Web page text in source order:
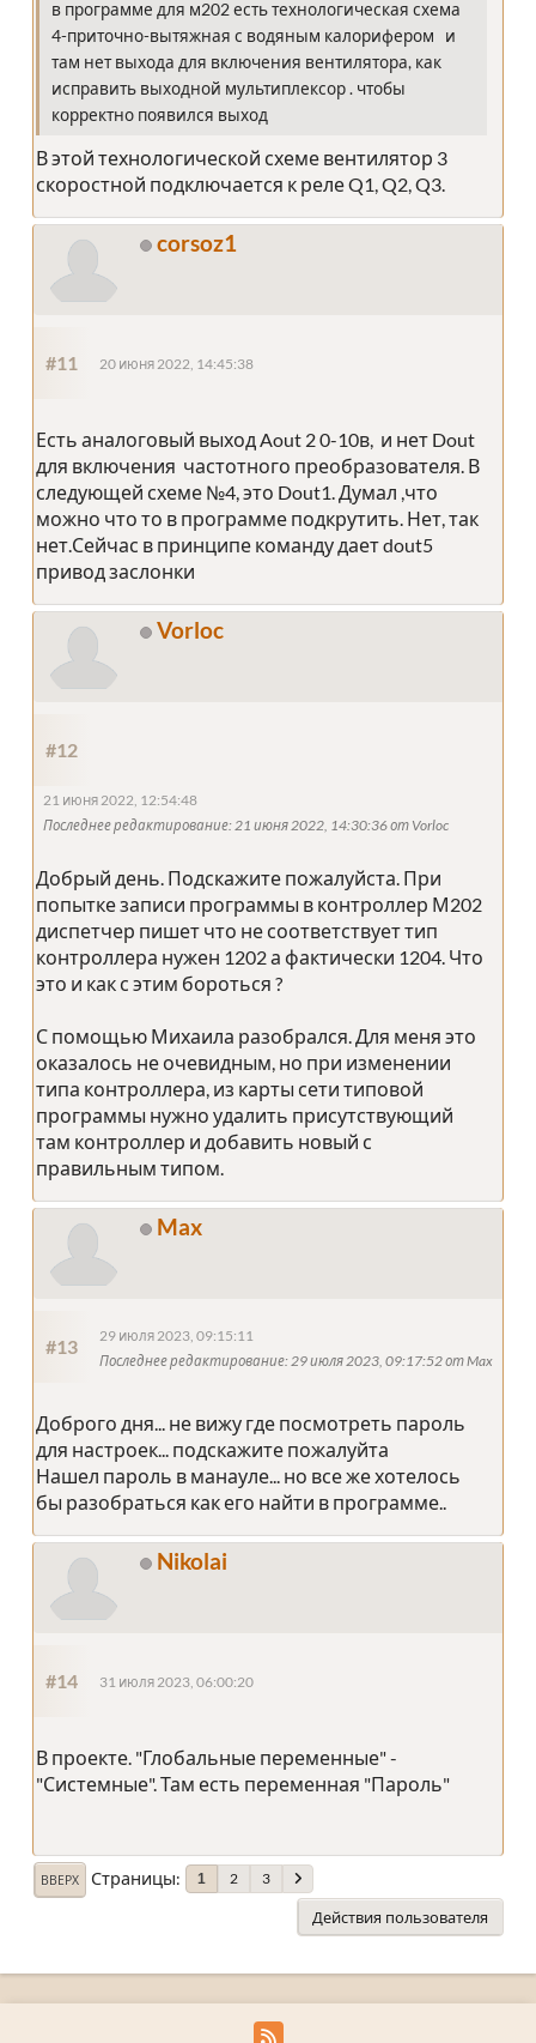
в программе для м202 есть технологическая схема
4-приточно-вытяжная с водяным калорифером и
там нет выхода для включения вентилятора, как
исправить выходной мультиплексор . чтобы
корректно появился выход
В этой технологической схеме вентилятор 3
скоростной подключается к реле Q1, Q2, Q3.
corsoz1
#11 20 июня 2022, 14:45:38
Есть аналоговый выход Aout 2 0-10в, и нет Dout
для включения частотного преобразователя. В
следующей схеме №4, это Dout1. Думал ,что
можно что то в программе подкрутить. Нет, так
нет.Сейчас в принципе команду дает dout5
привод заслонки
Vorloc
#12
21 июня 2022, 12:54:48
Последнее редактирование: 21 июня 2022, 14:30:36 от Vorloc
Добрый день. Подскажите пожалуйста. При
попытке записи программы в контроллер М202
диспетчер пишет что не соответствует тип
контроллера нужен 1202 а фактически 1204. Что
это и как с этим бороться ?
С помощью Михаила разобрался. Для меня это
оказалось не очевидным, но при изменении
типа контроллера, из карты сети типовой
программы нужно удалить присутствующий
там контроллер и добавить новый с
правильным типом.
Max
#13
29 июля 2023, 09:15:11
Последнее редактирование: 29 июля 2023, 09:17:52 от Max
Доброго дня... не вижу где посмотреть пароль
для настроек... подскажите пожалуйта
Нашел пароль в манауле... но все же хотелось
бы разобраться как его найти в программе..
Nikolai
#14 31 июля 2023, 06:00:20
В проекте. "Глобальные переменные" -
"Системные". Там есть переменная "Пароль"
ВВЕРХ Страницы 1 2 3
Действия пользователя